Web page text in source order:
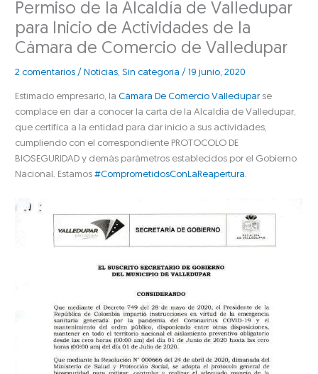
Permiso de la Alcaldía de Valledupar
para Inicio de Actividades de la
Cámara de Comercio de Valledupar
2 comentarios / Noticias,Sin categoría /19 junio, 2020
Estimado empresario, laCámara De Comercio Valledupar se
complace en dar a conocer la carta de la Alcaldía de Valledupar,
que certifica a la entidad para dar inicio a sus actividades,
cumpliendo con el correspondiente PROTOCOLO DE
BIOSEGURIDAD y demás parámetros establecidos por el Gobierno
Nacional. Estamos#ComprometidosConLaReapertura.